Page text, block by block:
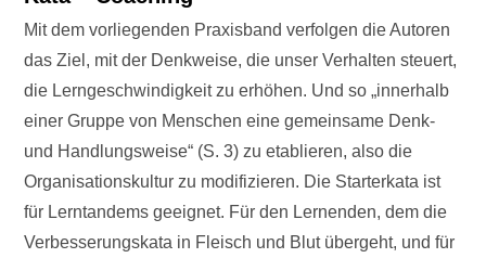
Mit dem vorliegenden Praxisband verfolgen die Autoren
das Ziel, mit der Denkweise, die unser Verhalten steuert,
die Lerngeschwindigkeit zu erhöhen. Und so „innerhalb
einer Gruppe von Menschen eine gemeinsame Denk-
und Handlungsweise“ (S. 3) zu etablieren, also die
Organisationskultur zu modifizieren. Die Starterkata ist
für Lerntandems geeignet. Für den Lernenden, dem die
Verbesserungskata in Fleisch und Blut übergeht, und für